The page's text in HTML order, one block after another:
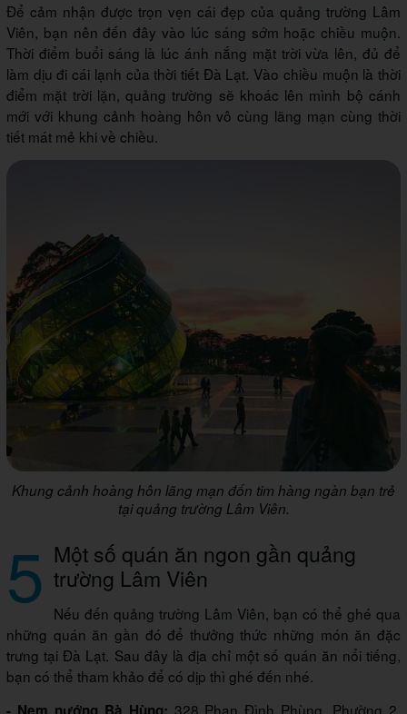
Để cảm nhận được trọn vẹn cái đẹp của quảng trường Lâm
Viên, bạn nên đến đây vào lúc sáng sớm hoặc chiều muộn.
Thời điểm buổi sáng là lúc ánh nắng mặt trời vừa lên, đủ để
làm dịu đi cái lạnh của thời tiết Đà Lạt. Vào chiều muộn là thời
điểm mặt trời lặn, quảng trường sẽ khoác lên mình bộ cánh
mới với khung cảnh hoàng hôn vô cùng lãng mạn cùng thời
tiết mát mẻ khi về chiều.
Khung cảnh hoàng hôn lãng mạn đốn tim hàng ngàn bạn trẻ
tại quảng trường Lâm Viên.
5 Một số quán ăn ngon gần quảng
trường Lâm Viên
Nếu đến quảng trường Lâm Viên, bạn có thể ghé qua
những quán ăn gần đó để thưởng thức những món ăn đặc
trưng tại Đà Lạt. Sau đây là địa chỉ một số quán ăn nổi tiếng,
bạn có thể tham khảo để có dịp thì ghé đến nhé.
328 Phan Đình Phùng, Phường 2,